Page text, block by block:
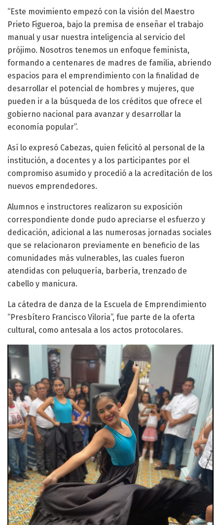
“Este movimiento empezó con la visión del Maestro
Prieto Figueroa, bajo la premisa de enseñar el trabajo
manual y usar nuestra inteligencia al servicio del
prójimo. Nosotros tenemos un enfoque feminista,
formando a centenares de madres de familia, abriendo
espacios para el emprendimiento con la finalidad de
desarrollar el potencial de hombres y mujeres, que
pueden ir a la búsqueda de los créditos que ofrece el
gobierno nacional para avanzar y desarrollar la
economía popular”.
Así lo expresó Cabezas, quien felicitó al personal de la
institución, a docentes y a los participantes por el
compromiso asumido y procedió a la acreditación de los
nuevos emprendedores.
Alumnos e instructores realizaron su exposición
correspondiente donde pudo apreciarse el esfuerzo y
dedicación, adicional a las numerosas jornadas sociales
que se relacionaron previamente en beneficio de las
comunidades más vulnerables, las cuales fueron
atendidas con peluquería, barbería, trenzado de
cabello y manicura.
La cátedra de danza de la Escuela de Emprendimiento
“Presbítero Francisco Viloria”, fue parte de la oferta
cultural, como antesala a los actos protocolares.